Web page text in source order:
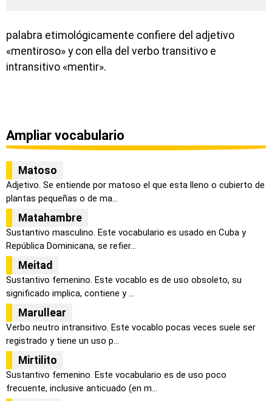
palabra etimológicamente confiere del adjetivo
«mentiroso» y con ella del verbo transitivo e
intransitivo «mentir».
Ampliar vocabulario
Matoso
Adjetivo. Se entiende por matoso el que esta lleno o cubierto de
plantas pequeñas o de ma...
Matahambre
Sustantivo masculino. Este vocabulario es usado en Cuba y
República Dominicana, se refier...
Meitad
Sustantivo femenino. Este vocablo es de uso obsoleto, su
significado implica, contiene y ...
Marullear
Verbo neutro intransitivo. Este vocablo pocas veces suele ser
registrado y tiene un uso p...
Mirtilito
Sustantivo femenino. Este vocabulario es de uso poco
frecuente, inclusive anticuado (en m...